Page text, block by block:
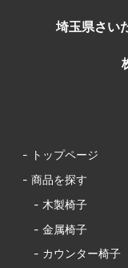
埼玉県さい
- トップページ
- 商品を探す
- 木製椅子
- 金属椅子
- カウンター椅子